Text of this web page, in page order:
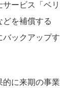
ービス「ベリ
を補償する
バックアップす
的に来期の事業